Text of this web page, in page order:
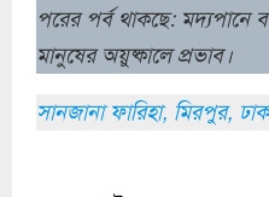
পরের পর্ব থাকছে:
মানুষের অয়ুষ্কালে প্রভাব।
সানজানা ফারিহা, মিরপুর,